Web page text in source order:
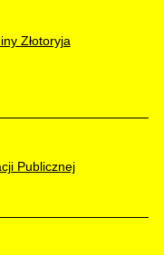
Złotoryja
Publicznej